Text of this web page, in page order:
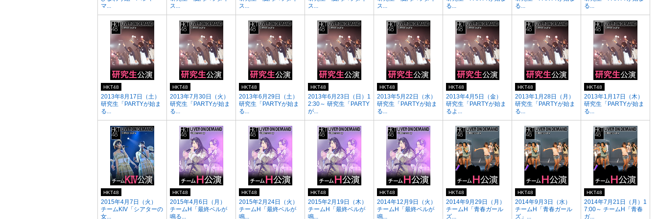
マ...
ス...
ス...
ス...
ス...
る...
る...
る...
2013年8月17日（土）
研究生「PARTYが始ま
る...
HKT48
2013年7月30日（火）
研究生「PARTYが始ま
る...
HKT48
2013年6月29日（土）
研究生「PARTYが始ま
る...
HKT48
2013年6月23日（日）1
2:30～ 研究生「PARTY
が...
HKT48
2013年5月22日（水）
研究生「PARTYが始ま
る...
HKT48
2013年4月5日（金）
研究生「PARTYが始ま
るよ...
HKT48
2013年1月28日（月）
研究生「PARTYが始ま
る...
HKT48
2013年1月17日（木）
研究生「PARTYが始ま
る...
HKT48
2015年4月7日（火）
チームKIV「シアターの
女...
HKT48
2015年4月6日（月）
チームH「最終ベルが
鳴る...
HKT48
2015年2月24日（火）
チームH「最終ベルが
鳴...
HKT48
2015年2月19日（木）
チームH「最終ベルが
鳴...
HKT48
2014年12月9日（火）
チームH「最終ベルが
鳴...
HKT48
2014年9月29日（月）
チームH「青春ガール
ズ...
HKT48
2014年9月3日（水）
チームH「青春ガール
ズ」...
HKT48
2014年7月21日（月）1
7:00～ チームH「青春
ガ...
HKT48